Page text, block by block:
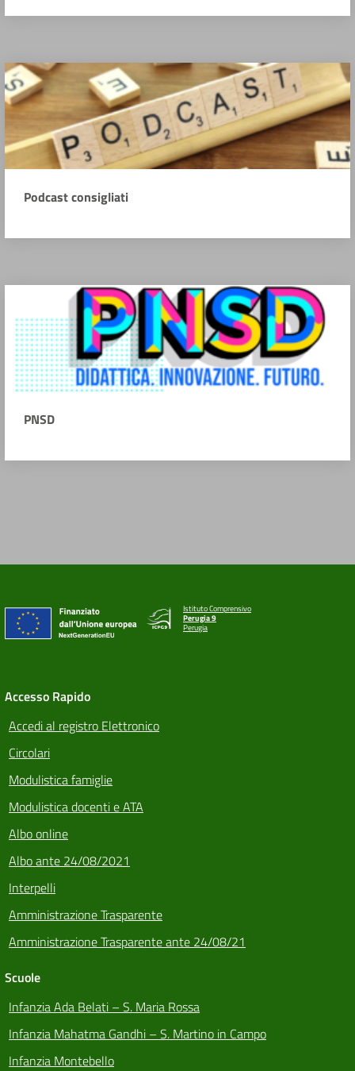
Podcast consigliati
PNSD
Istituto Comprensivo
Perugia 9
Perugia
Accesso Rapido
Accedi al registro Elettronico
Circolari
Modulistica famiglie
Modulistica docenti e ATA
Albo online
Albo ante 24/08/2021
Interpelli
Amministrazione Trasparente
Amministrazione Trasparente ante 24/08/21
Scuole
Infanzia Ada Belati – S. Maria Rossa
Infanzia Mahatma Gandhi – S. Martino in Campo
Infanzia Montebello